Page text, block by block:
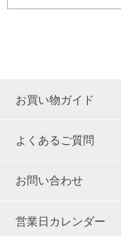
お買い物ガイド
よくあるご質問
お問い合わせ
営業日カレンダー